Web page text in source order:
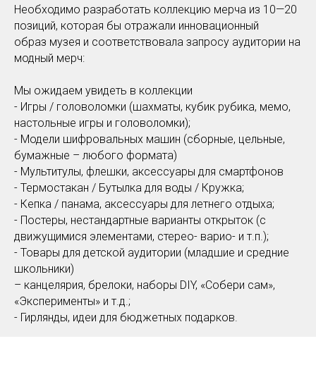
Необходимо разработать коллекцию мерча из 10—20
позиций, которая бы отражали инновационный
образ музея и соответствовала запросу аудитории на
модный мерч:
Мы ожидаем увидеть в коллекции
- Игры / головоломки (шахматы, кубик рубика, мемо,
настольные игры и головоломки);
- Модели шифровальных машин (сборные, цельные,
бумажные – любого формата)
- Мультитулы, флешки, аксессуары для смартфонов
- Термостакан / Бутылка для воды / Кружка;
- Кепка / панама, аксессуары для летнего отдыха;
- Постеры, нестандартные варианты открыток (с
движущимися элементами, стерео- варио- и т.п.);
- Товары для детской аудитории (младшие и средние
школьники)
– канцелярия, брелоки, наборы DIY, «Собери сам»,
«Эксперименты» и т.д.;
- Гирлянды, идеи для бюджетных подарков.